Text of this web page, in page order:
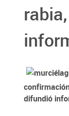
difundió